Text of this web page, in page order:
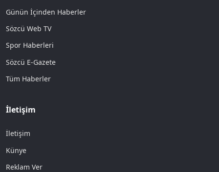
Günün İçinden Haberler
Sözcü Web TV
Spor Haberleri
Sözcü E-Gazete
Tüm Haberler
İletişim
İletişim
Künye
Reklam Ver